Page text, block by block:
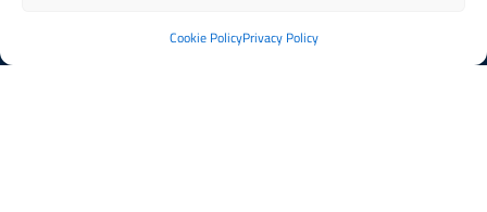
Cookie PolicyPrivacy Policy